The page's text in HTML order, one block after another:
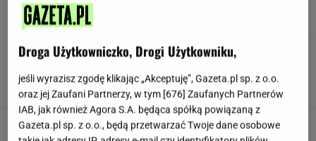
W USA szykują przepis, który może zmienić
Huczne świętowanie, a potem
Droga Użytkowniczko, Drogi Użytkowniku,
jeśli wyrazisz zgodę klikając „Akceptuję”, Gazeta.pl sp. z o.o.
oraz jej Zaufani Partnerzy, w tym [676] Zaufanych Partnerów
IAB, jak również Agora S.A. będąca spółką powiązaną z
Gazeta.pl sp. z o.o., będą przetwarzać Twoje dane osobowe